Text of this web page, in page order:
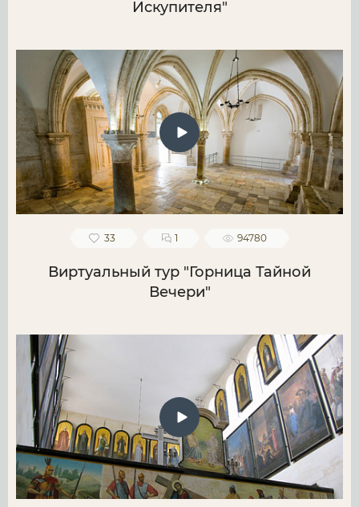
Искупителя"
33 1 94780
Виртуальный тур "Горница Тайной
Вечери"